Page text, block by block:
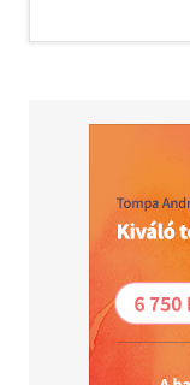
család
Hogyan alakul a
a jövőjükre a
titok? Merre viszi
kénytelenek
Az Év Könyve
romantikus
pillanatot ígér. A
tovább.